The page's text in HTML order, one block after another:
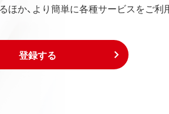
か、より簡単に各種サービスをご利
登録する